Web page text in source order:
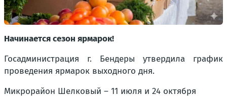
Начинается сезон ярмарок!
Госадминистрация г. Бендеры утвердила график
проведения ярмарок выходного дня.
Микрорайон Шелковый – 11 июля и 24 октября